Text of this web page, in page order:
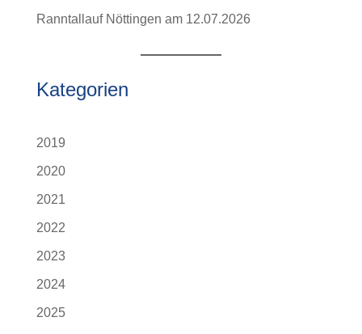
Ranntallauf Nöttingen am 12.07.2026
Kategorien
2019
2020
2021
2022
2023
2024
2025